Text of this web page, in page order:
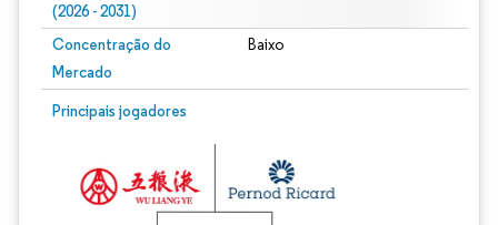
(2026 - 2031)
Concentração do
Mercado
Baixo
Principais jogadores
Imagem © Mordor Intelligence. O reuso requer atribuição conforme CC BY 4.0.